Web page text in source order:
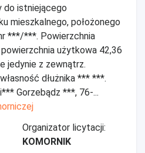
do istniejącego
mieszkalnego, położonego
***/***. Powierzchnia
użytkowa 42,36
jedynie z zewnątrz.
dłużnika *** ***.
Gorzebądz ***, 76-...
Organizator licytacji:
KOMORNIK